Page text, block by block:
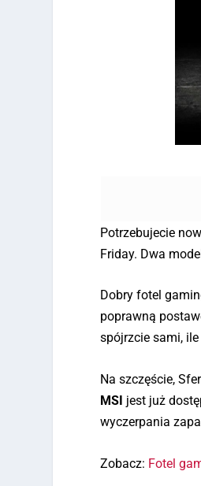
Potrzebujecie
Friday. Dwa
Dobry fotel
poprawną
spójrzcie sami,
Na szczęście,
MSI jest już
wyczerpania
Zobacz: Fotel